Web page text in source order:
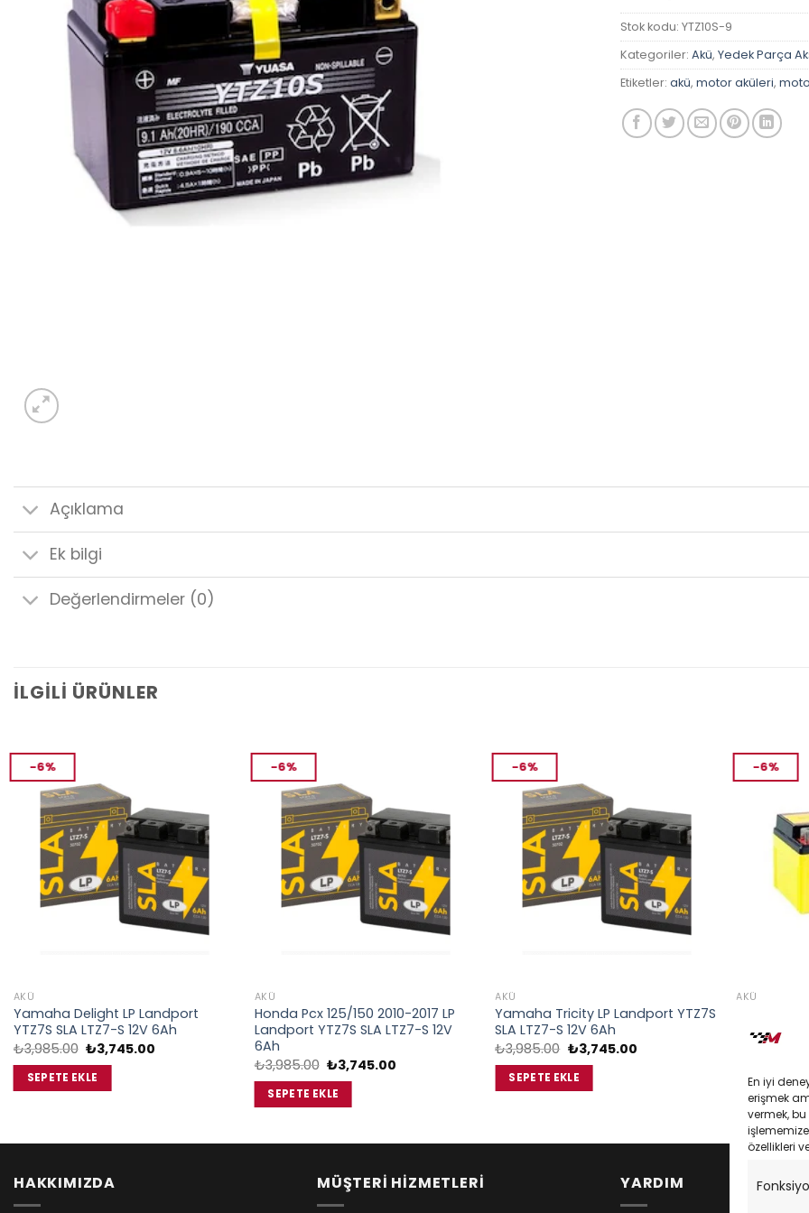
En iyi
erişmek
vermek,
özellikleri
Stok kodu: YTZ10S-9
Kategoriler: Akü, Yedek Parça
Etiketler: akü, motor aküleri,
Açıklama
Ek bilgi
Değerlendirmeler (0)
İLGILI ÜRÜNLER
-6%
AKÜ
Yamaha Delight LP Landport
YTZ7S SLA LTZ7-S 12V 6Ah
₺3,985.00 Orijinal
fiyat:
₺3,985.00.
₺3,745.00
SEPETE EKLE
-6%
AKÜ
Honda Pcx 125/150 2010-2017 LP
Landport YTZ7S SLA LTZ7-S 12V
6Ah
₺3,985.00 Orijinal
fiyat:
₺3,985.00.
₺3,745.00Şu
SEPETE EKLE
-6%
AKÜ
Yamaha Tricity LP Landport YTZ7S
SLA LTZ7-S 12V 6Ah
₺3,985.00 Orijinal
fiyat:
₺3,985.00.
₺3,745.00Şu
SEPETE EKLE
-6%
AKÜ
Ytx7A-Bs
1,500.00
SEPETE
HAKKIMIZDA MÜŞTERİ HİZMETLERİ YARDIM